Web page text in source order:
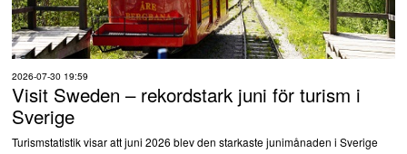
2026-07-30 19:59
Visit Sweden – rekordstark juni för turism i
Sverige
Turismstatistik visar att juni 2026 blev den starkaste junimånaden i Sverige